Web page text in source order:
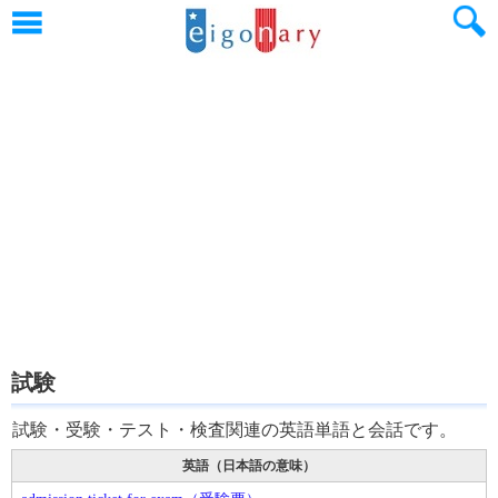
試験
試験・受験・テスト・検査関連の英語単語と会話です。
英語（日本語の意味）